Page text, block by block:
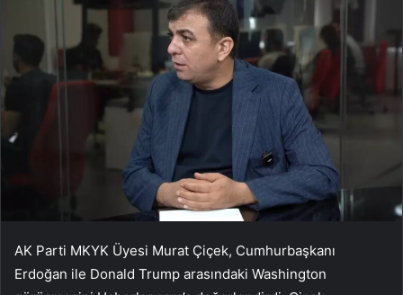
AK Parti MKYK Üyesi Murat Çiçek, Cumhurbaşkanı
Erdoğan ile Donald Trump arasındaki Washington